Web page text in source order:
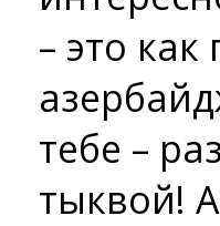
– это
тебе –
тыквой!